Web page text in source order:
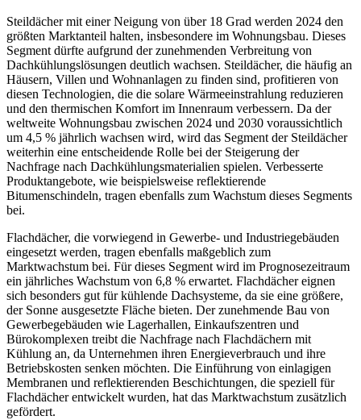
Steildächer mit einer Neigung von über 18 Grad werden 2024 den
größten Marktanteil halten, insbesondere im Wohnungsbau. Dieses
Segment dürfte aufgrund der zunehmenden Verbreitung von
Dachkühlungslösungen deutlich wachsen. Steildächer, die häufig an
Häusern, Villen und Wohnanlagen zu finden sind, profitieren von
diesen Technologien, die die solare Wärmeeinstrahlung reduzieren
und den thermischen Komfort im Innenraum verbessern. Da der
weltweite Wohnungsbau zwischen 2024 und 2030 voraussichtlich
um 4,5 % jährlich wachsen wird, wird das Segment der Steildächer
weiterhin eine entscheidende Rolle bei der Steigerung der
Nachfrage nach Dachkühlungsmaterialien spielen. Verbesserte
Produktangebote, wie beispielsweise reflektierende
Bitumenschindeln, tragen ebenfalls zum Wachstum dieses Segments
bei.
Flachdächer, die vorwiegend in Gewerbe- und Industriegebäuden
eingesetzt werden, tragen ebenfalls maßgeblich zum
Marktwachstum bei. Für dieses Segment wird im Prognosezeitraum
ein jährliches Wachstum von 6,8 % erwartet. Flachdächer eignen
sich besonders gut für kühlende Dachsysteme, da sie eine größere,
der Sonne ausgesetzte Fläche bieten. Der zunehmende Bau von
Gewerbegebäuden wie Lagerhallen, Einkaufszentren und
Bürokomplexen treibt die Nachfrage nach Flachdächern mit
Kühlung an, da Unternehmen ihren Energieverbrauch und ihre
Betriebskosten senken möchten. Die Einführung von einlagigen
Membranen und reflektierenden Beschichtungen, die speziell für
Flachdächer entwickelt wurden, hat das Marktwachstum zusätzlich
gefördert.